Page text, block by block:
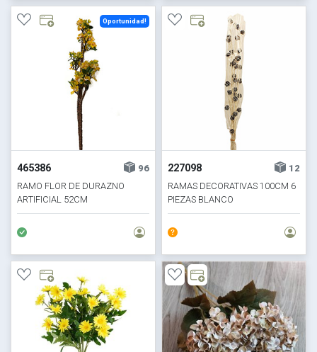
465386
96
RAMO FLOR DE DURAZNO
ARTIFICIAL 52CM
Oportunidad!
227098
12
RAMAS DECORATIVAS 100CM 6
PIEZAS BLANCO